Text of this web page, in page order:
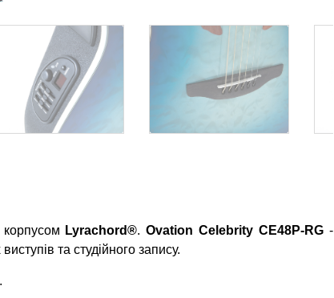
корпусом Lyrachord®.Ovation Celebrity CE48P-RG-
та студійного запису.